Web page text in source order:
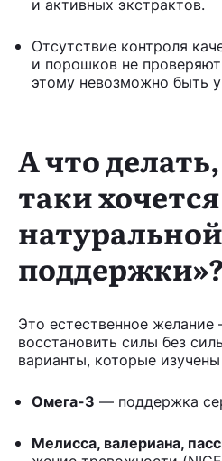
и активных экстрактов.
Отсутствие контроля
и порошков не
этому невозможно быть
А что
таки
натуральной
поддержки»?
Это естественное
восстановить силы без
варианты, которые
Омега-3 — поддержка
Мелисса, валериана,